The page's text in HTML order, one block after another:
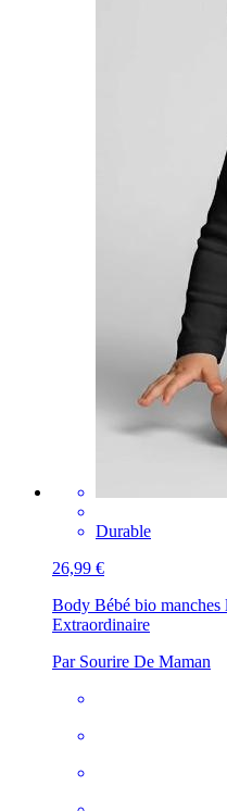
Durable
26,99 €
Body Bébé bio manches
Extraordinaire
Par Sourire De Maman